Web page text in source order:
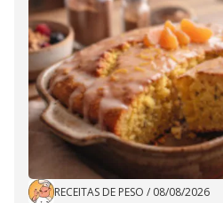
RECEITAS DE PESO / 08/08/2026